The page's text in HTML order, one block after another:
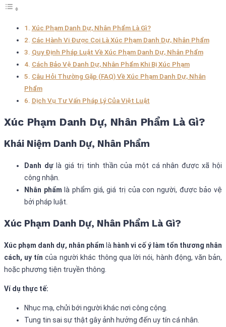
Xúc Phạm Danh Dự, Nhân Phẩm Là Gì?
Các Hành Vi Được Coi Là Xúc Phạm Danh Dự, Nhân Phẩm
Quy Định Pháp Luật Về Xúc Phạm Danh Dự, Nhân Phẩm
Cách Bảo Vệ Danh Dự, Nhân Phẩm Khi Bị Xúc Phạm
Câu Hỏi Thường Gặp (FAQ) Về Xúc Phạm Danh Dự, Nhân
Phẩm
Dịch Vụ Tư Vấn Pháp Lý Của Việt Luật
Xúc Phạm Danh Dự, Nhân Phẩm Là Gì?
Khái Niệm Danh Dự, Nhân Phẩm
Danh dựlà giá trị tinh thần của một cá nhân được xã hội
công nhận.
Nhân phẩm là phẩm giá, giá trị của con người, được bảo vệ
bởi pháp luật.
Xúc Phạm Danh Dự, Nhân Phẩm Là Gì?
Xúc phạm danh dự, nhân phẩm là hành vi cố ý làm tổn thương nhân
cách, uy tín của người khác thông qua lời nói, hành động, văn bản,
hoặc phương tiện truyền thông.
Ví dụ thực tế:
Nhục mạ, chửi bới người khác nơi công cộng.
Tung tin sai sự thật gây ảnh hưởng đến uy tín cá nhân.